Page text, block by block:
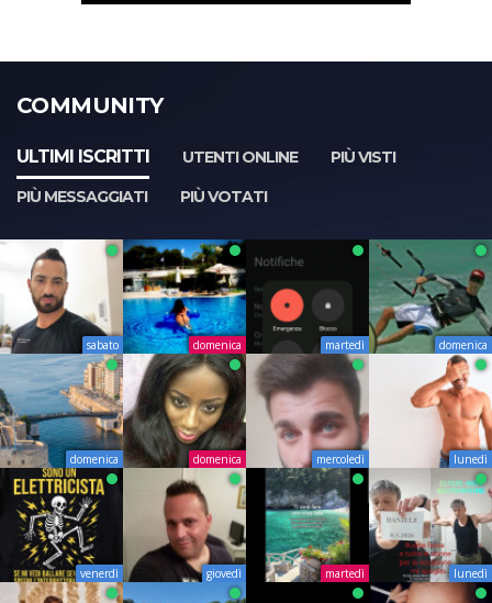
COMMUNITY
ULTIMI ISCRITTI UTENTI ONLINE
PIÙ VISTI
PIÙ MESSAGGIATI
PIÙ VOTATI
sabato domenica martedì domenica
domenica domenica mercoledì lunedì
venerdì giovedì martedì lunedì